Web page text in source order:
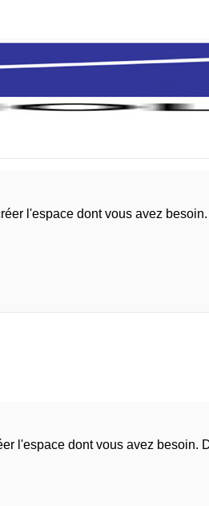
l'espace dont vous avez
l'espace dont vous avez